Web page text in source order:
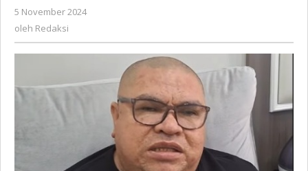
5 November 2024
oleh Redaksi